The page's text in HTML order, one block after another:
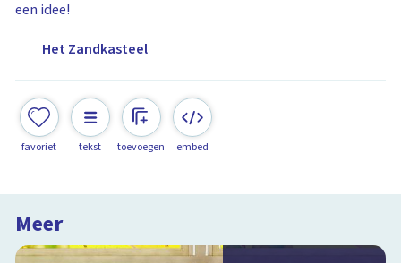
een idee!
Het Zandkasteel
favoriet tekst toevoegen embed
Meer